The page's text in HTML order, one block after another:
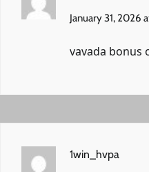
January 31, 2026
vavada bonus
1win_hvpa